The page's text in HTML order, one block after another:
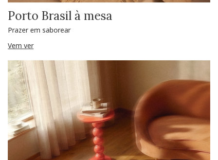
Porto Brasil à mesa
Prazer em saborear
Vem ver